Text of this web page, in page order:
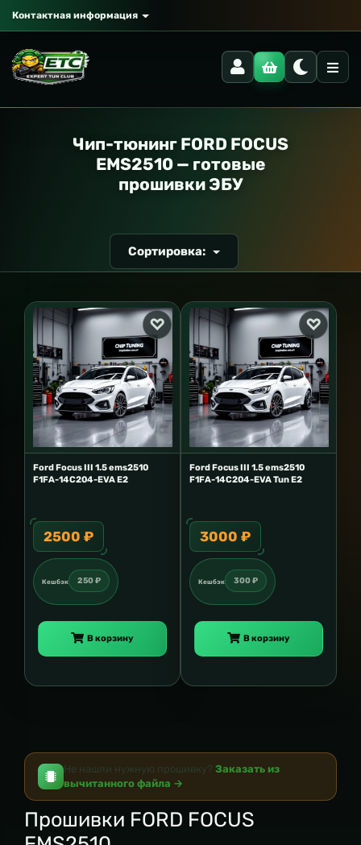
Контактная информация
Чип-тюнинг FORD FOCUS
EMS2510 — готовые
прошивки ЭБУ
Сортировка:
Ford Focus III 1.5 ems2510
F1FA-14C204-EVA E2
2500 ₽
Кешбэк 250 ₽
В корзину
Ford Focus III 1.5 ems2510
F1FA-14C204-EVA Tun E2
3000 ₽
Кешбэк 300 ₽
В корзину
Не нашли нужную прошивку? Заказать из
вычитанного файла →
Прошивки FORD FOCUS